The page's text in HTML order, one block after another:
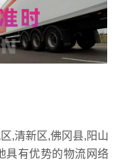
,清新区,佛冈县,阳山
具有优势的物流网络